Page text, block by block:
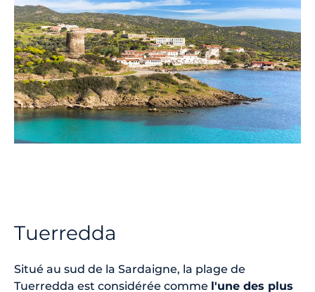
Tuerredda
Situé au sud de la Sardaigne, la plage de
Tuerredda est considérée comme l'une des plus